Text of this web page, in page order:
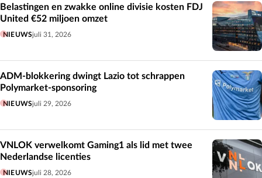
Belastingen en zwakke online divisie kosten FDJ
United €52 miljoen omzet
NIEUWSjuli 31, 2026
ADM-blokkering dwingt Lazio tot schrappen
Polymarket-sponsoring
NIEUWSjuli 29, 2026
VNLOK verwelkomt Gaming1 als lid met twee
Nederlandse licenties
NIEUWSjuli 28, 2026